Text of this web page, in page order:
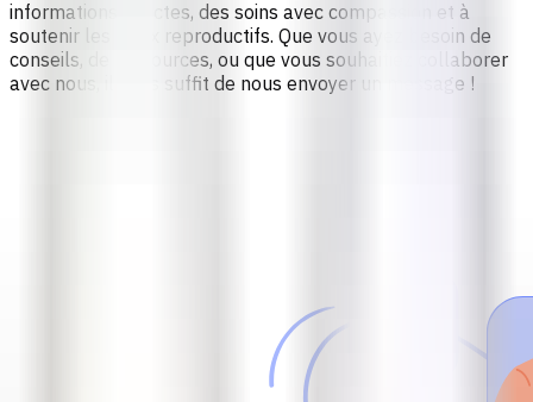
informations exactes, des soins avec compassion et à
soutenir les choix reproductifs. Que vous ayez besoin de
conseils, de ressources, ou que vous souhaitiez collaborer
avec nous, il vous suffit de nous envoyer un message !